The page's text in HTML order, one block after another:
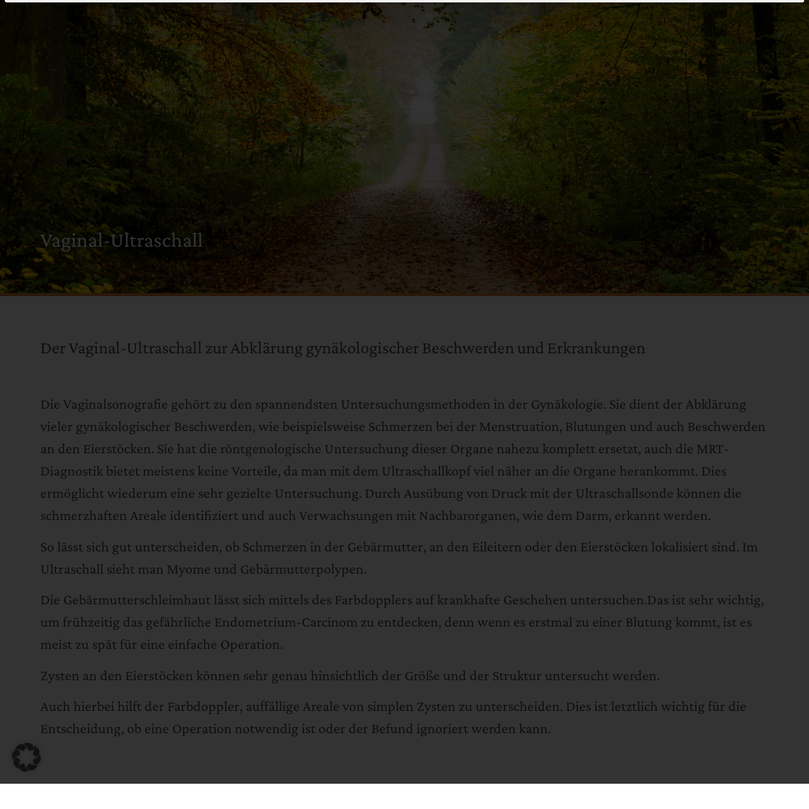
Vaginal-Ultraschall
Der Vaginal-Ultraschall zur Abklärung gynäkologischer Beschwerden und Erkrankungen
Die Vaginalsonografie gehört zu den spannendsten Untersuchungsmethoden in der Gynäkologie. Sie dient der Abklärung
vieler gynäkologischer Beschwerden, wie beispielsweise Schmerzen bei der Menstruation, Blutungen und auch Beschwerden
an den Eierstöcken. Sie hat die röntgenologische Untersuchung dieser Organe nahezu komplett ersetzt, auch die MRT-
Diagnostik bietet meistens keine Vorteile, da man mit dem Ultraschallkopf viel näher an die Organe herankommt. Dies
ermöglicht wiederum eine sehr gezielte Untersuchung. Durch Ausübung von Druck mit der Ultraschallsonde können die
schmerzhaften Areale identifiziert und auch Verwachsungen mit Nachbarorganen, wie dem Darm, erkannt werden.
So lässt sich gut unterscheiden, ob Schmerzen in der Gebärmutter, an den Eileitern oder den Eierstöcken lokalisiert sind. Im
Ultraschall sieht man Myome und Gebärmutterpolypen.
Die Gebärmutterschleimhaut lässt sich mittels des Farbdopplers auf krankhafte Geschehen untersuchen.Das ist sehr wichtig,
um frühzeitig das gefährliche Endometrium-Carcinom zu entdecken, denn wenn es erstmal zu einer Blutung kommt, ist es
meist zu spät für eine einfache Operation.
Zysten an den Eierstöcken können sehr genau hinsichtlich der Größe und der Struktur untersucht werden.
Auch hierbei hilft der Farbdoppler, auffällige Areale von simplen Zysten zu unterscheiden. Dies ist letztlich wichtig für die
Entscheidung, ob eine Operation notwendig ist oder der Befund ignoriert werden kann.